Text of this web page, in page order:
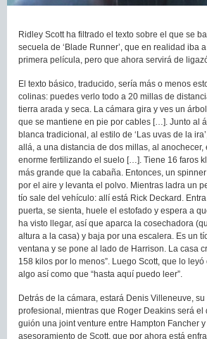
Ridley Scott ha filtrado el texto sobre el que se
secuela de ‘Blade Runner’, que en realidad iba
primera película, pero que ahora servirá de
El texto básico, traducido, sería más o menos
colinas: puedes verlo todo a 20 millas de
tierra arada y seca. La cámara gira y ves un
que se mantiene en pie por cables […]. Junto al
blanca tradicional, al estilo de ‘Las uvas de la
allá, a una distancia de dos millas, al anochecer,
enorme fertilizando el suelo […]. Tiene 16 faros
más grande que la cabaña. Entonces, un
por el aire y levanta el polvo. Mientras ladra un
tío sale del vehículo: allí está Rick Deckard.
puerta, se sienta, huele el estofado y espera a
ha visto llegar, así que aparca la cosechadora
altura a la casa) y baja por una escalera. Es un
ventana y se pone al lado de Harrison. La casa
158 kilos por lo menos”. Luego Scott, que lo
algo así como que “hasta aquí puedo leer”.
Detrás de la cámara, estará Denis Villeneuve,
profesional, mientras que Roger Deakins será el
guión una joint venture entre Hampton Fancher
asesoramiento de Scott, que por ahora está